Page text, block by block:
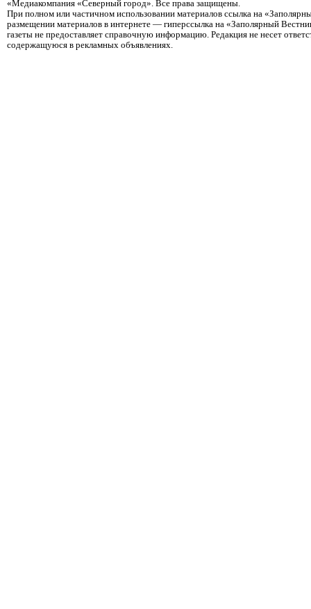
«Медиакомпания «Северный город». Все права защищены.
При полном или частичном использовании материалов ссылка на
размещении материалов в интернете — гиперссылка на «Заполярный
газеты не предоставляет справочную информацию. Редакция не несет
содержащуюся в рекламных объявлениях.